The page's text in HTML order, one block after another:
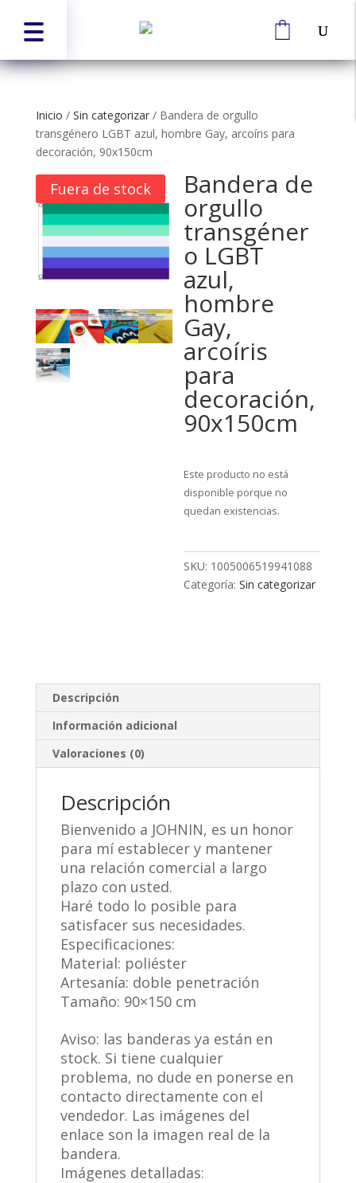
Inicio / Sin categorizar/ Bandera de orgullo
transgénero LGBT azul, hombre Gay, arcoíris para
decoración, 90x150cm
Fuera de stock Bandera de
orgullo
transgéner
o LGBT
azul,
hombre
Gay,
arcoíris
para
decoración,
90x150cm
Este producto no está
disponible porque no
quedan existencias.
SKU: 1005006519941088
Categoría: Sin categorizar
Descripción
Información adicional
Valoraciones (0)
Descripción
Bienvenido a JOHNIN, es un honor
para mí establecer y mantener
una relación comercial a largo
plazo con usted.
Haré todo lo posible para
satisfacer sus necesidades.
Especificaciones:
Material: poliéster
Artesanía: doble penetración
Tamaño: 90×150 cm
Aviso: las banderas ya están en
stock. Si tiene cualquier
problema, no dude en ponerse en
contacto directamente con el
vendedor. Las imágenes del
enlace son la imagen real de la
bandera.
Imágenes detalladas: